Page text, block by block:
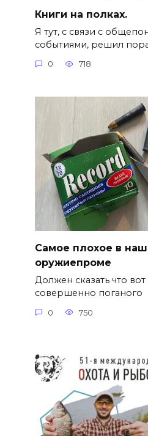
Книги на полках.
Я тут, с связи с
событиями, решил
0 718
Самое плохое в
оружиепроме
Должен сказать что вот
совершенно поганого
0 750